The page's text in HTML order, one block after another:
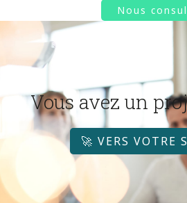
Nous
Vous avez un
🚀 VERS VOTRE